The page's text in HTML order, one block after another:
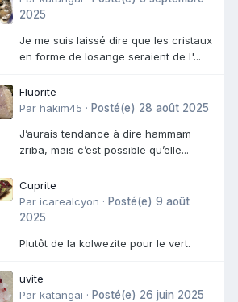
2025
Je me suis laissé dire que les cristaux
en forme de losange seraient de l'...
Fluorite
Par hakim45 · Posté(e) 28 août 2025
J’aurais tendance à dire hammam
zriba, mais c’est possible qu’elle...
Cuprite
Par icarealcyon · Posté(e) 9 août
2025
Plutôt de la kolwezite pour le vert.
uvite
Par katangai · Posté(e) 26 juin 2025